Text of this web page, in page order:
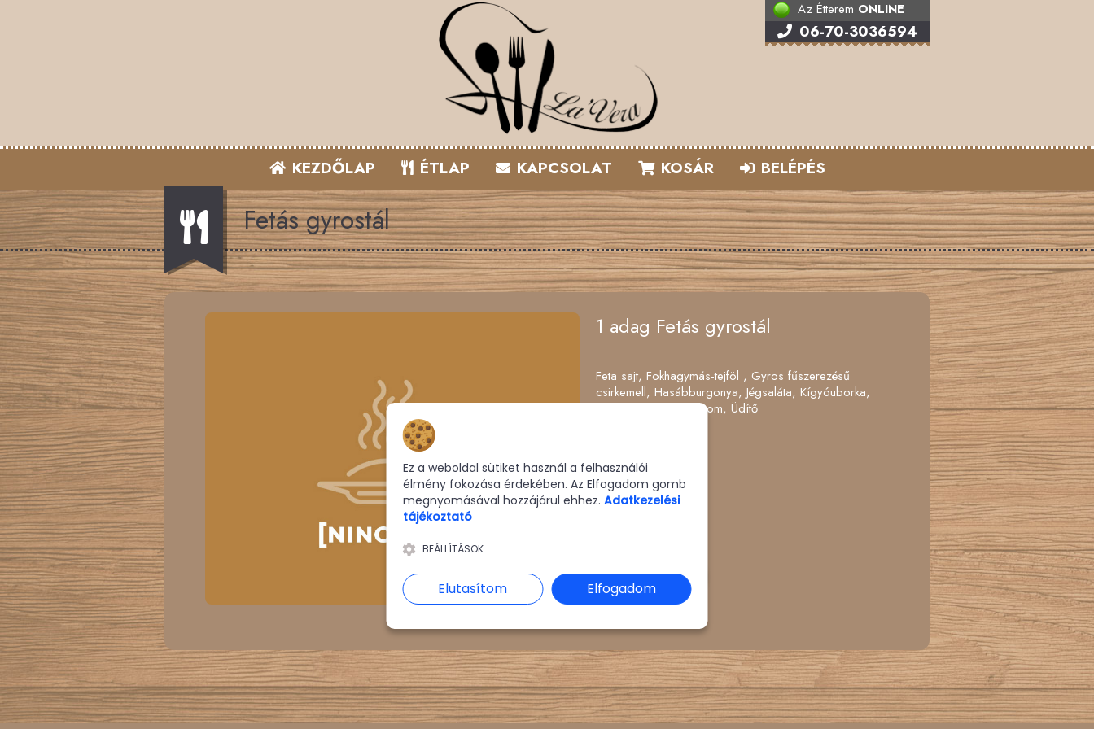
Az Étterem ONLINE
06-70-3036594
KEZDŐLAP ÉTLAP KAPCSOLAT KOSÁR BELÉPÉS
Fetás gyrostál
1 adag Fetás gyrostál
Feta sajt, Fokhagymás-tejföl , Gyros fűszerezésű
csirkemell, Hasábburgonya, Jégsaláta, Kígyóuborka,
Lilahagyma, Paradicsom, Üdítő
Ár:2950 Ft
KOSÁRBA
Ez a weboldal sütiket használ a felhasználói
élmény fokozása érdekében. Az Elfogadom gomb
megnyomásával hozzájárul ehhez. Adatkezelési
tájékoztató
BEÁLLÍTÁSOK
Elutasítom Elfogadom